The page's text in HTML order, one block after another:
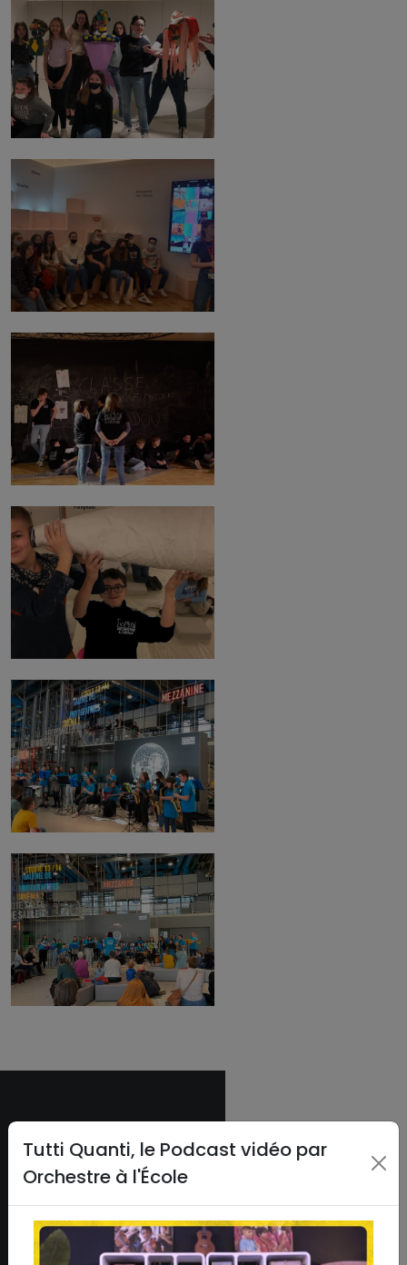
ASSOCIATION
Qui sommes-nous ?
L'équipe
Le conseil d'administration
Tutti Quanti, le Podcast vidéo par
Orchestre à l'École